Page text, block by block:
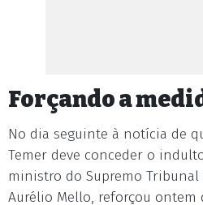
Forçando a
No dia seguinte à notícia de
Temer deve conceder o
ministro do Supremo Tribunal
Aurélio Mello, reforçou